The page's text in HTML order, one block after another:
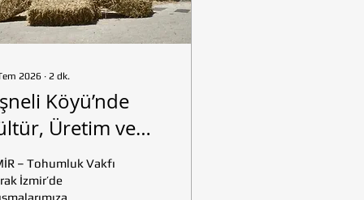
2026 ∙ 2 dk.
Köyü’nde
Üretim ve
Şenliğin
Çiftçi TV ile
– Tohumluk Vakfı
İzmir’de